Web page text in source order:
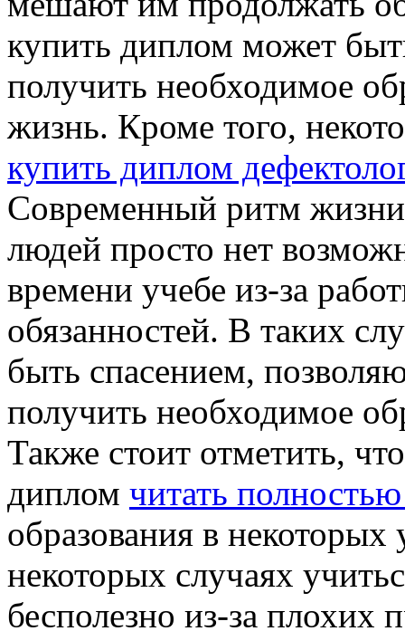
купить диплом может
получить необходимое
жизнь. Кроме того,
купить диплом
Современный ритм
людей просто нет
времени учебе из-за
обязанностей. В таких
быть спасением,
получить необходимое
Также стоит отметить,
диплом читать полностью
образования в
некоторых случаях
бесполезно из-за плохих